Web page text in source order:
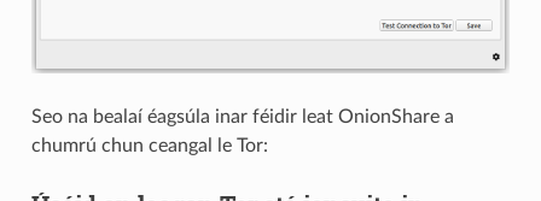
Seo na bealaí éagsúla inar féidir leat OnionShare a
chumrú chun ceangal le Tor: